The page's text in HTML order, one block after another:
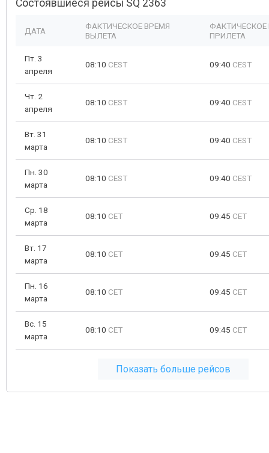
Состоявшиеся рейсы SQ 2363
ДАТА
ФАКТИЧЕСКОЕ ВРЕМЯ
ВЫЛЕТА
ФАКТИЧЕСКОЕ
ПРИЛЕТА
Пт. 3
апреля
08:10 CEST 09:40 CEST
Чт. 2
апреля
08:10 CEST 09:40 CEST
Вт. 31
марта
08:10 CEST 09:40 CEST
Пн. 30
марта
08:10 CEST 09:40 CEST
Ср. 18
марта
08:10 CET 09:45 CET
Вт. 17
марта
08:10 CET 09:45 CET
Пн. 16
марта
08:10 CET 09:45 CET
Вс. 15
марта
08:10 CET 09:45 CET
Показать больше рейсов